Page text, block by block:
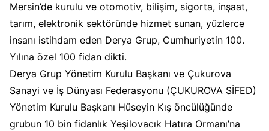
Mersin’de kurulu ve otomotiv, bilişim, sigorta, inşaat,
tarım, elektronik sektöründe hizmet sunan, yüzlerce
insanı istihdam eden Derya Grup, Cumhuriyetin 100.
Yılına özel 100 fidan dikti.
Derya Grup Yönetim Kurulu Başkanı ve Çukurova
Sanayi ve İş Dünyası Federasyonu (ÇUKUROVA SİFED)
Yönetim Kurulu Başkanı Hüseyin Kış öncülüğünde
grubun 10 bin fidanlık Yeşilovacık Hatıra Ormanı’na